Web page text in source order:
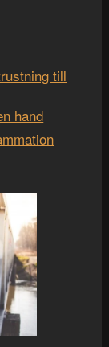
till
hand